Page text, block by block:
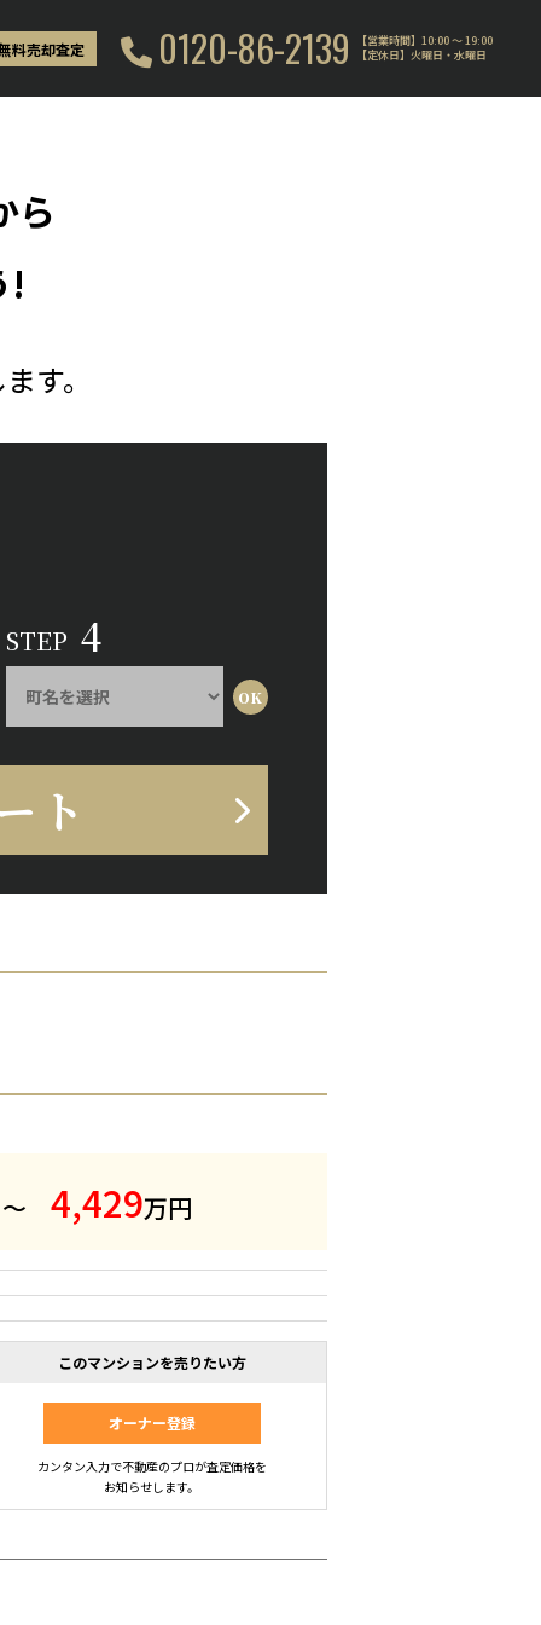
料売却査定 0120-86-2139
【営業時間】10:00 〜 19:00
【定休日】火曜日・水曜日
ら
!
す。
STEP 4
ト
4,429万円
このマンションを売りたい方
オーナー登録
カンタン入力で不動産のプロが査定価格を
お知らせします。